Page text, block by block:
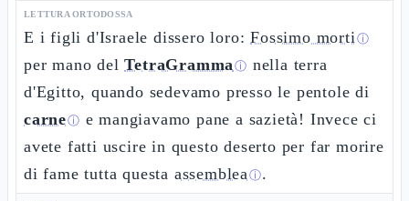
LETTURA ORTODOSSA
E i figli d'Israele dissero loro:Fossimo mortiⓘ
per mano delTetraGrammaⓘ nella terra
d'Egitto, quando sedevamo presso le pentole di
carneⓘ e mangiavamo pane a sazietà! Invece ci
avete fatti uscire in questo deserto per far morire
di fame tutta questa assembleaⓘ.